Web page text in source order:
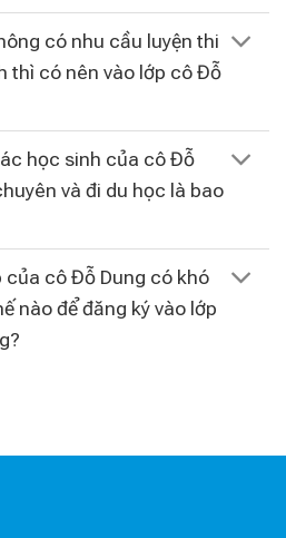
có nhu cầu luyện thi
thì có nên vào lớp cô Đỗ
học sinh của cô Đỗ
và đi du học là bao
của cô Đỗ Dung có khó
nào để đăng ký vào lớp